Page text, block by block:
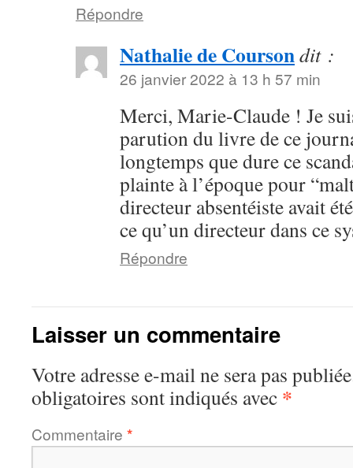
Répondre
Nathalie de Coursondit :
26 janvier 2022 à 13 h 57 min
Merci, Marie-Claude ! Je
parution du livre de ce
longtemps que dure ce
plainte à l’époque pour
directeur absentéiste avait
ce qu’un directeur dans ce
Répondre
Laisser un commentaire
Votre adresse e-mail ne sera pas
obligatoires sont indiqués avec *
Commentaire *